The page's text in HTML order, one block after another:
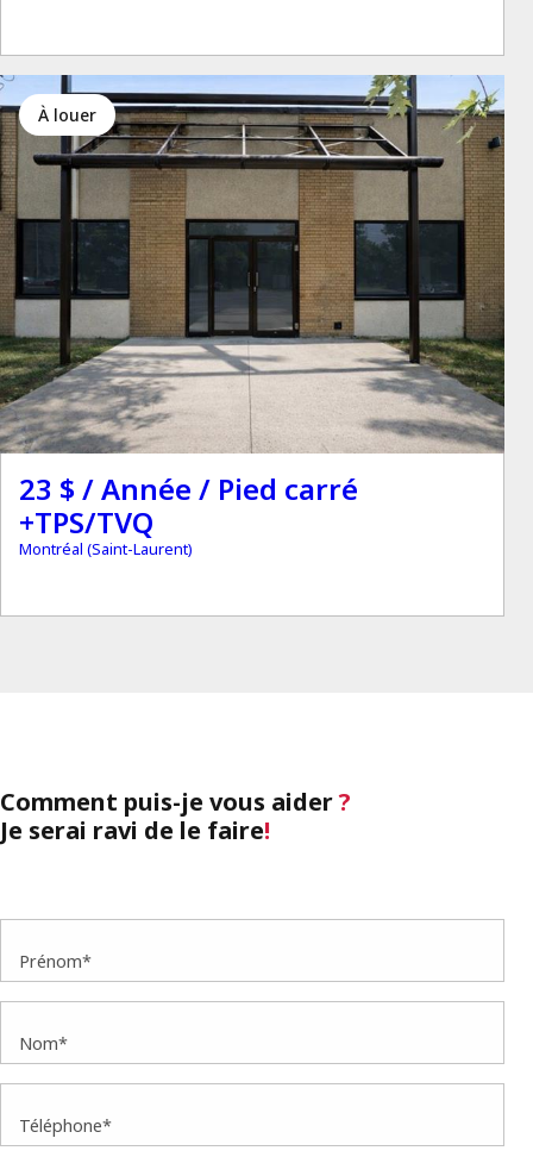
à louer
23 $ / Année / Pied carré
+TPS/TVQ
Montréal (Saint-Laurent)
Comment puis-je vous aider?
Je serai ravi de le faire!
Prénom*
Nom*
Téléphone*